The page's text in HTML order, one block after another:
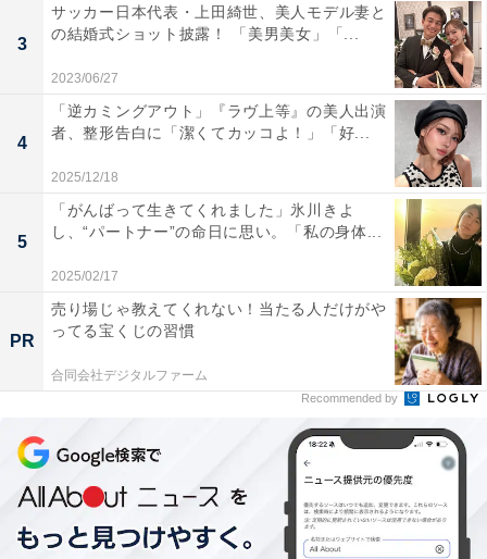
3
サッカー日本代表・上田綺世、美人モデル妻と
の結婚式ショット披露！ 「美男美女」「...
2023/06/27
4
「逆カミングアウト」『ラヴ上等』の美人出演
者、整形告白に「潔くてカッコよ！」「好...
2025/12/18
5
「がんばって生きてくれました」氷川きよ
し、“パートナー”の命日に思い。「私の身体...
2025/02/17
PR
売り場じゃ教えてくれない！当たる人だけがや
ってる宝くじの習慣
合同会社デジタルファーム
Recommended by